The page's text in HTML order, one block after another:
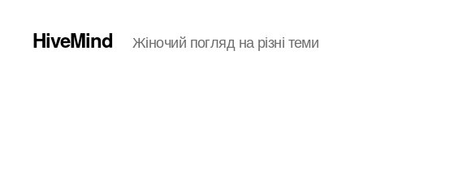
HiveMind Жіночий погляд на різні теми